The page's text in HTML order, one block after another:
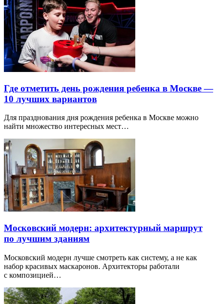
Где отметить день рождения ребенка в Москве —
10 лучших вариантов
Для празднования дня рождения ребенка в Москве можно
найти множество интересных мест…
Московский модерн: архитектурный маршрут
по лучшим зданиям
Московский модерн лучше смотреть как систему, а не как
набор красивых маскаронов. Архитекторы работали
с композицией…